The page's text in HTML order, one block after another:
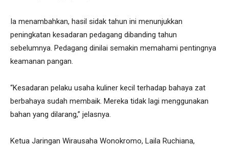
Ia menambahkan, hasil sidak tahun ini menunjukkan
peningkatan kesadaran pedagang dibanding tahun
sebelumnya. Pedagang dinilai semakin memahami pentingnya
keamanan pangan.
“Kesadaran pelaku usaha kuliner kecil terhadap bahaya zat
berbahaya sudah membaik. Mereka tidak lagi menggunakan
bahan yang dilarang,” jelasnya.
Ketua Jaringan Wirausaha Wonokromo, Laila Ruchiana,